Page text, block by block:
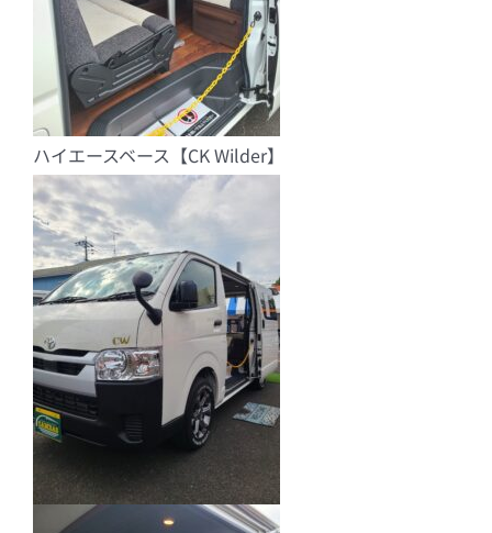
ハイエースベース【CK Wilder】